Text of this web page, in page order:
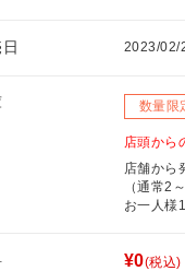
2023/02/
数量限
店頭から
店舗から
（通常2
お一人様
¥0(税込)